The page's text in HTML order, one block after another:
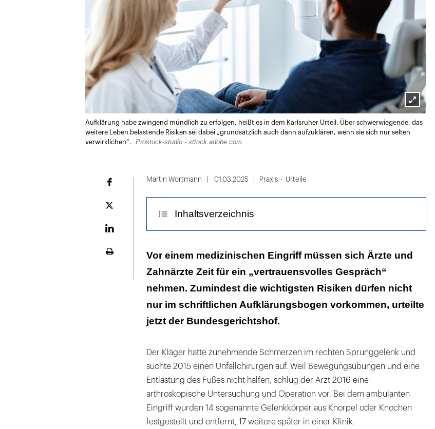
Lightbox
öffnen
Aufklärung habe zwingend mündlich zu erfolgen, heißt es in dem Karlsruher Urteil. Über schwerwiegende, das
weitere Leben belastende Risiken sei dabei „grundsätzlich auch dann aufzuklären, wenn sie sich nur selten
verwirklichen“.
Prostock-studio - sttock.adobe.com
Plattform
Martin Wortmann 01.03.2025 Praxis Urteile
Inhaltsverzeichnis
Über schwerwiegende Risiken ist immer aufzuklären
Vor einem medizinischen Eingriff müssen sich Ärzte und
Zahnärzte Zeit für ein „vertrauensvolles Gespräch“
nehmen. Zumindest die wichtigsten Risiken dürfen nicht
nur im schriftlichen Aufklärungsbogen vorkommen, urteilte
jetzt der Bundesgerichtshof.
Der Kläger hatte zunehmende Schmerzen im rechten Sprunggelenk und
suchte 2015 einen Unfallchirurgen auf. Weil Bewegungsübungen und eine
Entlastung des Fußes nicht halfen, schlug der Arzt 2016 eine
arthroskopische Untersuchung und Operation vor. Bei dem ambulanten
Eingriff wurden 14 sogenannte Gelenkkörper aus Knorpel oder Knochen
festgestellt und entfernt, 17 weitere später in einer Klinik.